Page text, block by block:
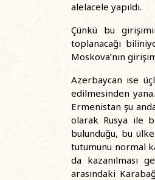
alelacele yapıldı.
Çünkü bu
toplanacağı
Moskova’nın
Azerbaycan ise
edilmesinden
Ermenistan şu
olarak Rusya ile
bulunduğu, bu
tutumunu normal
da kazanılması
arasındaki